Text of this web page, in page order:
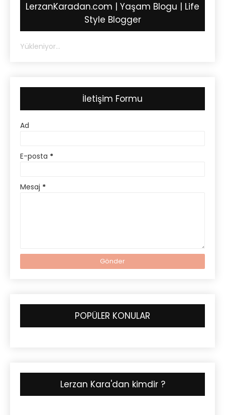
LerzanKaradan.com | Yaşam Blogu | Life
Style Blogger
Yükleniyor...
İletişim Formu
Ad
E-posta *
Mesaj *
POPÜLER KONULAR
Lerzan Kara'dan kimdir ?